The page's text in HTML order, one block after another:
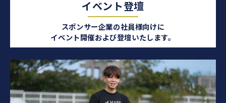
イベント登壇
スポンサー企業の社員様向けに
イベント開催および登壇いたします。